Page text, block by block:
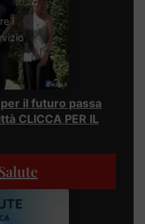
i
il futuro passa
CLICCA PER IL